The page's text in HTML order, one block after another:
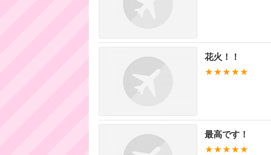
花火！！
★★★★★
最高です！
★★★★★